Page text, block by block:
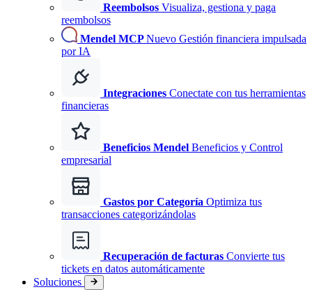
Reembolsos Visualiza, gestiona y paga
reembolsos
Mendel MCPNuevo Gestión financiera impulsada
por IA
Integraciones Conectate con tus herramientas
financieras
Beneficios Mendel Beneficios y Control
empresarial
Gastos por Categoría Optimiza tus
transacciones categorizándolas
Recuperación de facturas Convierte tus
tickets en datos automáticamente
Soluciones